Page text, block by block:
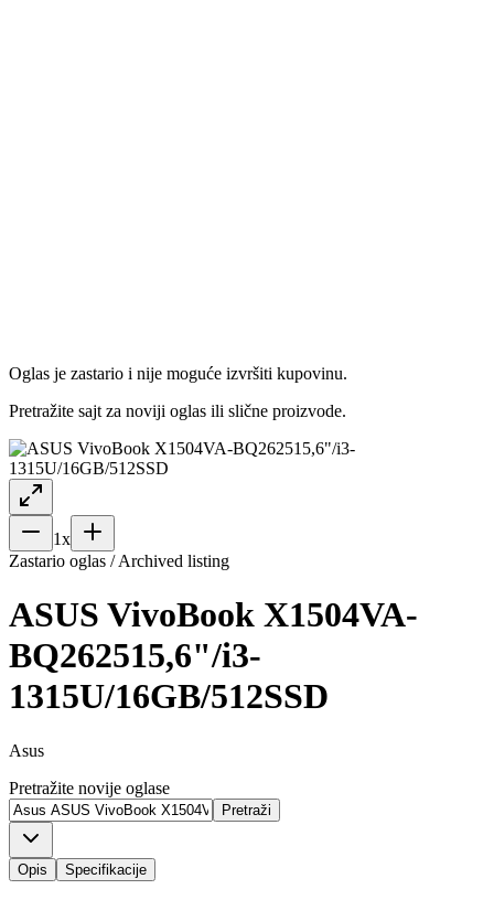
Oglas je zastario i nije moguće izvršiti kupovinu.
Pretražite sajt za noviji oglas ili slične proizvode.
1x
Zastario oglas / Archived listing
ASUS VivoBook X1504VA-
BQ262515,6"/i3-
1315U/16GB/512SSD
Asus
Pretražite novije oglase
Pretraži
Opis Specifikacije